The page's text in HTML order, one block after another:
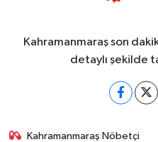
Kahramanmaraş son
detaylı şekilde
Kahramanmaraş Nöbetçi